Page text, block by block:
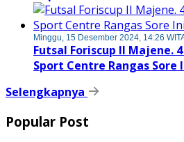
Minggu, 15 Desember 2024, 14:26
Futsal Foriscup II Majene.
Sport Centre Rangas Sore
Selengkapnya
Popular Post